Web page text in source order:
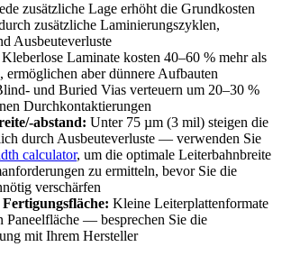
zusätzliche Lage erhöht die Grundkosten
zusätzliche Laminierungszyklen,
Ausbeuteverluste
Kleberlose Laminate kosten 40–60 % mehr als
ermöglichen aber dünnere Aufbauten
und Buried Vias verteuern um 20–30 %
Durchkontaktierungen
abstand: Unter 75 µm (3 mil) steigen die
durch Ausbeuteverluste — verwenden Sie
calculator, um die optimale Leiterbahnbreite
zu ermitteln, bevor Sie die
verschärfen
Kleine Leiterplattenformate
Paneelfläche — besprechen Sie die
mit Ihrem Hersteller